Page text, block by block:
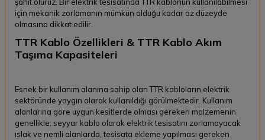
için mekanik zorlamanın mümkün olduğu kadar az düzeyde
olmasına dikkat edilir.
TTR Kablo Özellikleri & TTR Kablo Akım
Taşıma Kapasiteleri
Esnek bir kullanım alanına sahip olan TTR kabloların elektrik
sektöründe yaygın olarak kullanıldığı görülmektedir. Kullanım
alanlarına göre uygun kesitlerde olması gereken malzemenin
genellikle; seyyar kablo olarak elektrik tesisatını zorlamayacak
ıslak ve nemli alanlarda, tesisata ekleme yapılması gereken